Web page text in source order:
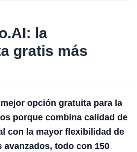
la
gratis más
opción gratuita para la
porque combina calidad de
con la mayor flexibilidad de
todo con 150